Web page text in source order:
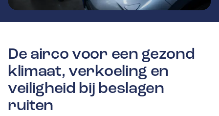
De airco voor een gezond
klimaat, verkoeling en
veiligheid bij beslagen
ruiten